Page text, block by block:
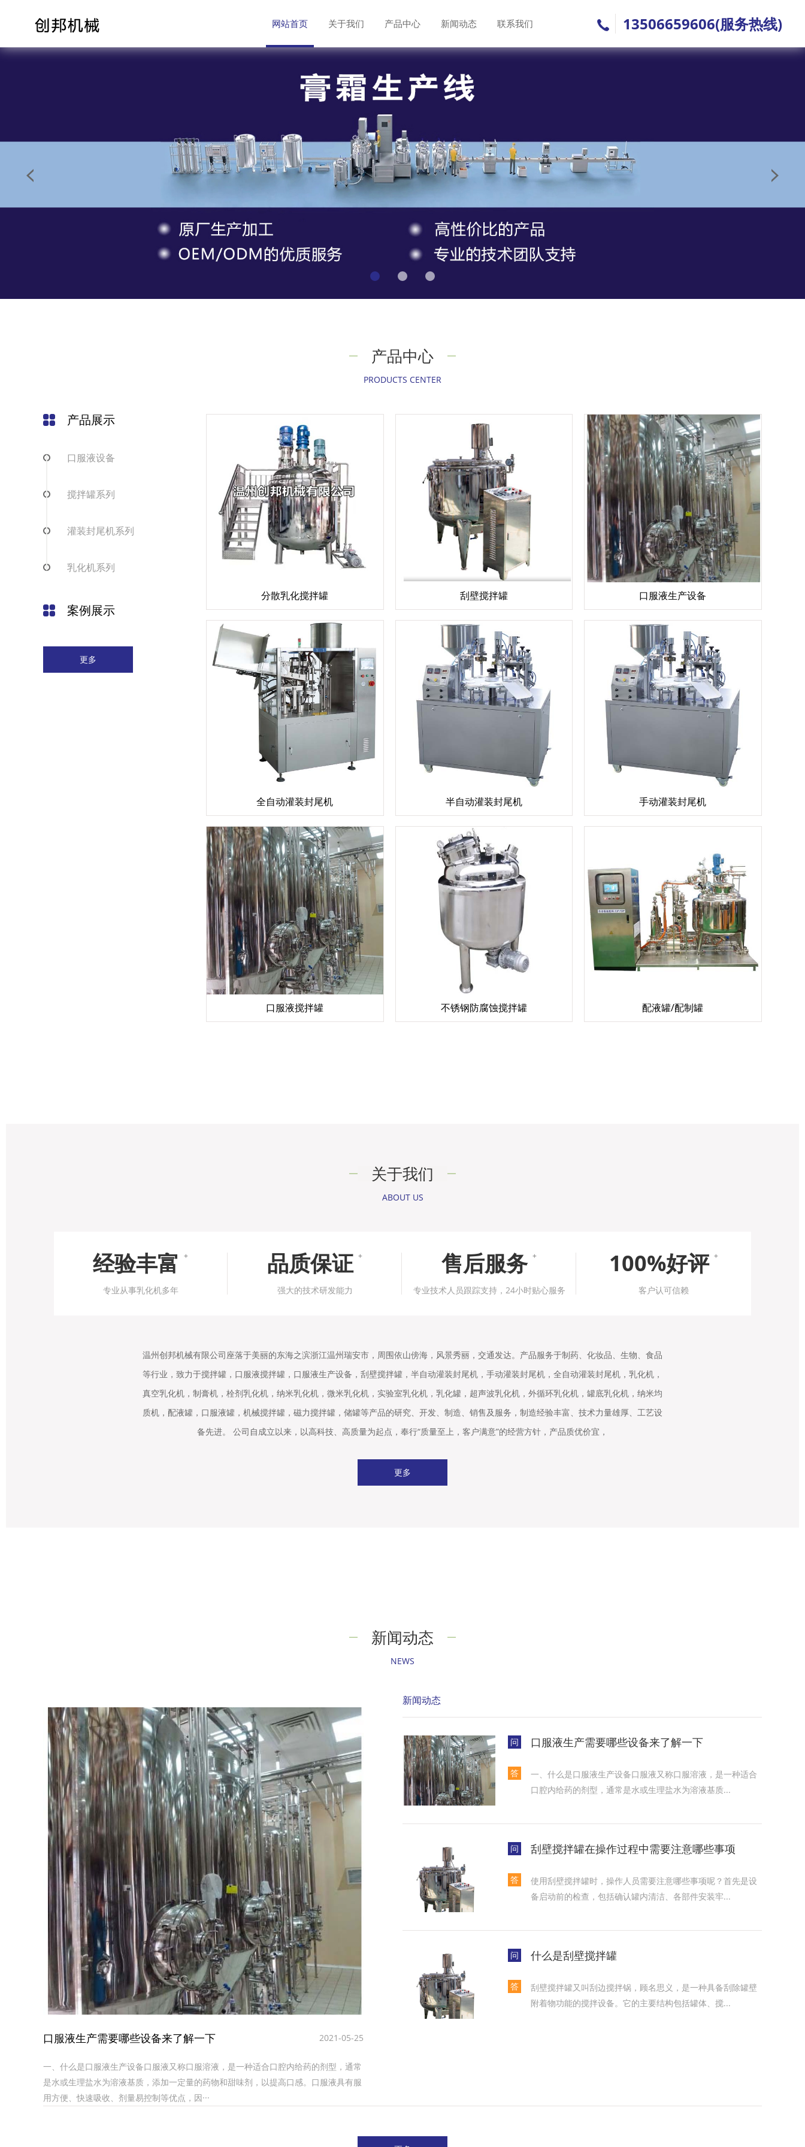
网站首页 关于我们 产品中心 新闻动态 联系我们 13506659606(服务热线)
产品中心
PRODUCTS CENTER
产品展示
口服液设备
搅拌罐系列
灌装封尾机系列
乳化机系列
案例展示
更多
分散乳化搅拌罐 刮壁搅拌罐 口服液生产设备
全自动灌装封尾机 半自动灌装封尾机 手动灌装封尾机
口服液搅拌罐 不锈钢防腐蚀搅拌罐 配液罐/配制罐
关于我们
ABOUT US
经验丰富 +
专业从事乳化机多年
品质保证 +
强大的技术研发能力
售后服务 +
专业技术人员跟踪支持，24小时贴心服务
100%好评 +
客户认可信赖
温州创邦机械有限公司座落于美丽的东海之滨浙江温州瑞安市，周围依山傍海，风景秀丽，交通发达。产品服务于制药、化妆品、生物、食品
等行业，致力于搅拌罐，口服液搅拌罐，口服液生产设备，刮壁搅拌罐，半自动灌装封尾机，手动灌装封尾机，全自动灌装封尾机，乳化机，
真空乳化机，制膏机，栓剂乳化机，纳米乳化机，微米乳化机，实验室乳化机，乳化罐，超声波乳化机，外循环乳化机，罐底乳化机，纳米均
质机，配液罐，口服液罐，机械搅拌罐，磁力搅拌罐，储罐等产品的研究、开发、制造、销售及服务，制造经验丰富、技术力量雄厚、工艺设
备先进。 公司自成立以来，以高科技、高质量为起点，奉行“质量至上，客户满意”的经营方针，产品质优价宜，
更多
新闻动态
NEWS
口服液生产需要哪些设备来了解一下 2021-05-25
一、什么是口服液生产设备口服液又称口服溶液，是一种适合口腔内给药的剂型，通常
是水或生理盐水为溶液基质，添加一定量的药物和甜味剂，以提高口感。口服液具有服
用方便、快速吸收、剂量易控制等优点，因···
新闻动态
问 口服液生产需要哪些设备来了解一下
答
一、什么是口服液生产设备口服液又称口服溶液，是一种适合
口腔内给药的剂型，通常是水或生理盐水为溶液基质...
问 刮壁搅拌罐在操作过程中需要注意哪些事项
答
使用刮壁搅拌罐时，操作人员需要注意哪些事项呢？首先是设
备启动前的检查，包括确认罐内清洁、各部件安装牢...
问 什么是刮壁搅拌罐
答
刮壁搅拌罐又叫刮边搅拌锅，顾名思义，是一种具备刮除罐壁
附着物功能的搅拌设备。它的主要结构包括罐体、搅...